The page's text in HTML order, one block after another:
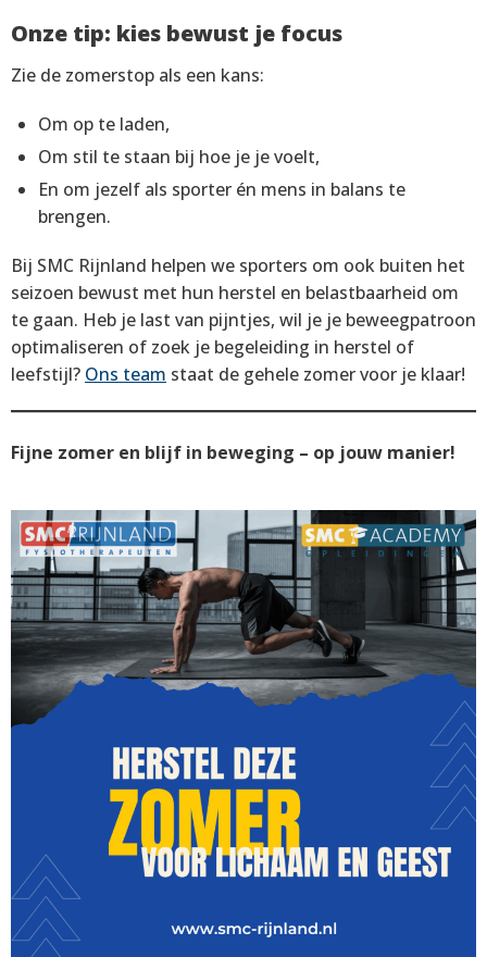
Onze tip: kies bewust je focus
Zie de zomerstop als een kans:
Om op te laden,
Om stil te staan bij hoe je je voelt,
En om jezelf als sporter én mens in balans te
brengen.
Bij SMC Rijnland helpen we sporters om ook buiten het
seizoen bewust met hun herstel en belastbaarheid om
te gaan. Heb je last van pijntjes, wil je je beweegpatroon
optimaliseren of zoek je begeleiding in herstel of
leefstijl? Ons team staat de gehele zomer voor je klaar!
Fijne zomer en blijf in beweging – op jouw manier!